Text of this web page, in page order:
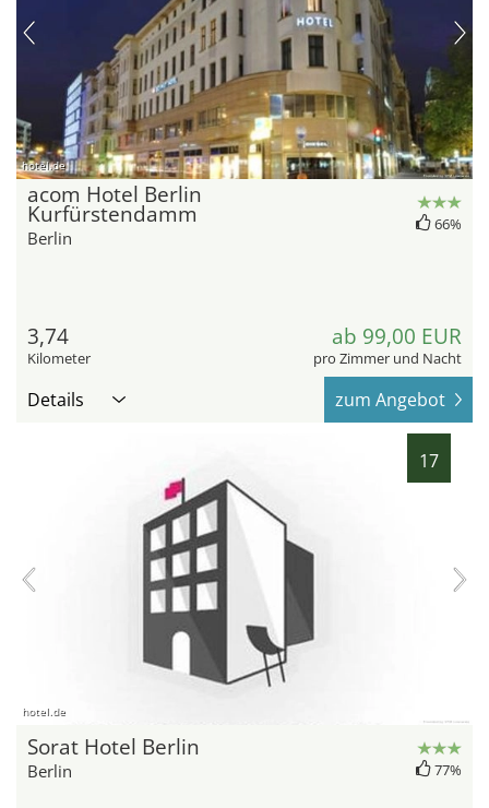
hotel.de
acom Hotel Berlin
Kurfürstendamm
Berlin
66%
3,74
Kilometer
ab 99,00 EUR
pro Zimmer und Nacht
Details zum Angebot
17
hotel.de
Sorat Hotel Berlin
Berlin 77%